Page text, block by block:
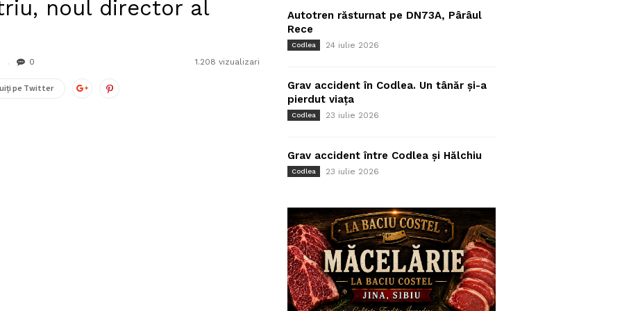
noul director al
0 1.208 vizualizari
pe Twitter
Autotren răsturnat pe DN73A, Pârâul
Rece
Codlea 24 iulie 2026
Grav accident în Codlea. Un tânăr și-a
pierdut viața
Codlea 23 iulie 2026
Grav accident între Codlea și Hălchiu
Codlea 23 iulie 2026